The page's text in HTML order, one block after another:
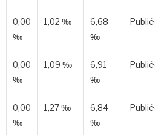
0,00
‰
1,02 ‰
6,68
‰
Publiée
0,00
‰
1,09 ‰
6,91
‰
Publiée
0,00
‰
1,27 ‰
6,84
‰
Publiée